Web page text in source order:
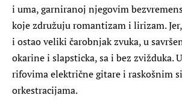
i uma, garniranoj njegovim
koje združuju romantizam i lirizam.
i ostao veliki čarobnjak zvuka, u
okarine i slapsticka, sa i bez zvižduka.
rifovima električne gitare i raskošnim
orkestracijama.